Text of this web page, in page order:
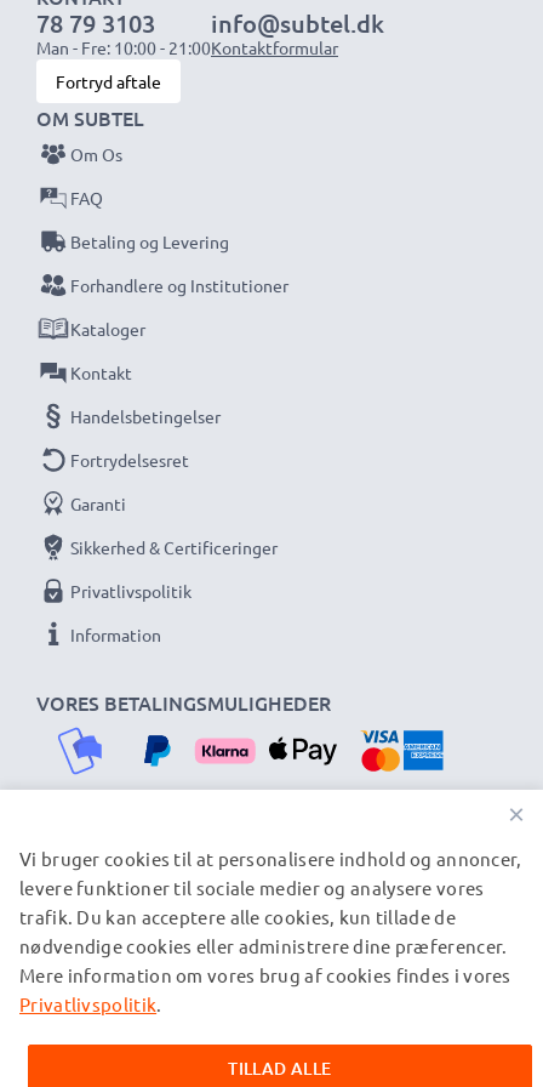
1x 3000mAh batteri:ca. 6 timer
BEMÆRK:For optimal ydeevne og levetid, oplad dine
batterier fuldt før første brug.
Gå aldrig glip af et skud med denne smarte,
kompakte LCD-batterioplader fra CELLONIC.
Bestil nu med hurtig levering og 3 års garanti!
78 79 3103
Man - Fre: 10:00 - 21:00
info@subtel.dk
Kontaktformular
Fortryd aftale
VORES BETALINGSMULIGHEDER
OM SUBTEL
Om Os
FAQ
Betaling og Levering
Forhandlere og Institutioner
Kataloger
Kontakt
Handelsbetingelser
Fortrydelsesret
Garanti
Sikkerhed & Certificeringer
Privatlivspolitik
Information
VORES FORSENDELSESPARTNERE
© subtel.dk 2026
Alle priser er inklusive moms og eksklusive
forsendelsesomkostninger. Bemærk venligst, at alle viste
ejere og er nævnt på vores websider udelukkende for at give
oplysninger om vores produkter.
×
Vi bruger cookies til at personalisere indhold og annoncer,
levere funktioner til sociale medier og analysere vores
trafik. Du kan acceptere alle cookies, kun tillade de
nødvendige cookies eller administrere dine præferencer.
Mere information om vores brug af cookies findes i vores
Privatlivspolitik.
TILLAD ALLE